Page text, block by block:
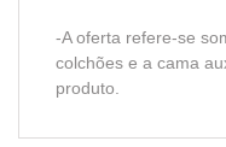
-A oferta refere-se
colchões e a cama
produto.